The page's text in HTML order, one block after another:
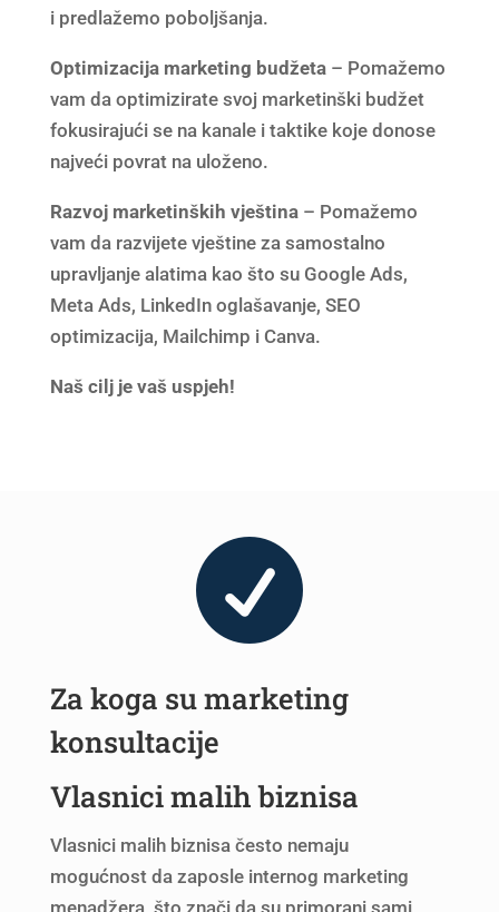
i predlažemo poboljšanja.
Optimizacija marketing budžeta– Pomažemo
vam da optimizirate svoj marketinški budžet
fokusirajući se na kanale i taktike koje donose
najveći povrat na uloženo.
Razvoj marketinških vještina– Pomažemo
vam da razvijete vještine za samostalno
upravljanje alatima kao što su Google Ads,
Meta Ads, LinkedIn oglašavanje, SEO
optimizacija, Mailchimp i Canva.
Naš cilj je vaš uspjeh!

Za koga su marketing
konsultacije
Vlasnici malih biznisa
Vlasnici malih biznisa često nemaju
mogućnost da zaposle internog marketing